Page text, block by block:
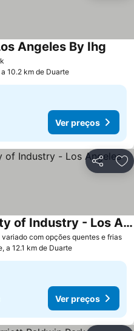
Angeles By Ihg
10.2 km de Duarte
Ver preços
Partilhar
com opções quentes e frias
Comfort Suites Near City of Industry - Los Angeles
a 12.1 km de Duarte
Ver preços